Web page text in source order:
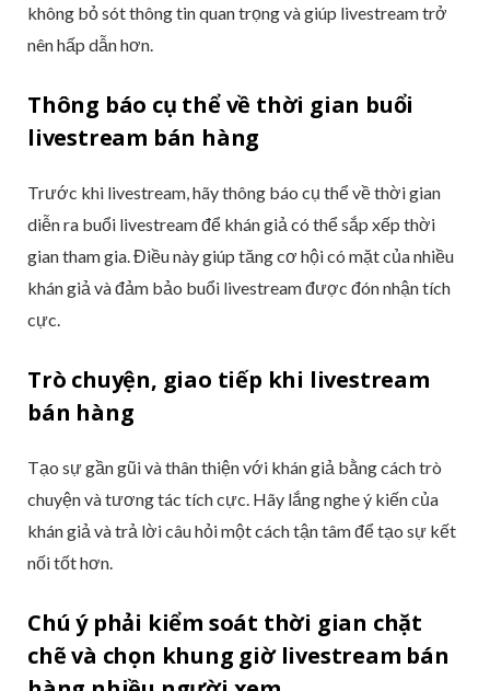
không bỏ sót thông tin quan trọng và giúp livestream trở
nên hấp dẫn hơn.
Thông báo cụ thể về thời gian buổi
livestream bán hàng
Trước khi livestream, hãy thông báo cụ thể về thời gian
diễn ra buổi livestream để khán giả có thể sắp xếp thời
gian tham gia. Điều này giúp tăng cơ hội có mặt của nhiều
khán giả và đảm bảo buổi livestream được đón nhận tích
cực.
Trò chuyện, giao tiếp khi livestream
bán hàng
Tạo sự gần gũi và thân thiện với khán giả bằng cách trò
chuyện và tương tác tích cực. Hãy lắng nghe ý kiến của
khán giả và trả lời câu hỏi một cách tận tâm để tạo sự kết
nối tốt hơn.
Chú ý phải kiểm soát thời gian chặt
chẽ và chọn khung giờ livestream bán